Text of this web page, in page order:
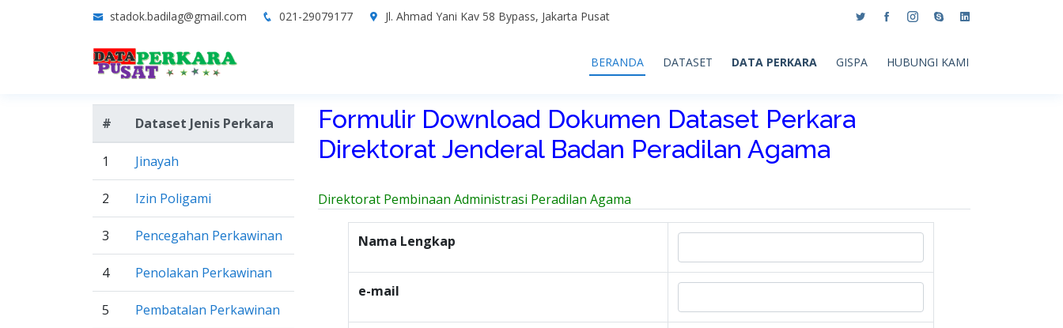
stadok.badilag@gmail.com 021-29079177 Jl. Ahmad Yani Kav 58 Bypass, Jakarta Pusat
BERANDA DATASET DATA PERKARA GISPA HUBUNGI KAMI
# Dataset Jenis Perkara
1 Jinayah
2 Izin Poligami
3 Pencegahan Perkawinan
4 Penolakan Perkawinan
5 Pembatalan Perkawinan
Formulir Download Dokumen Dataset Perkara
Direktorat Jenderal Badan Peradilan Agama
Direktorat Pembinaan Administrasi Peradilan Agama
Nama Lengkap
e-mail